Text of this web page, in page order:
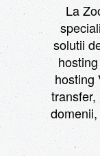
La
solutii
hosting